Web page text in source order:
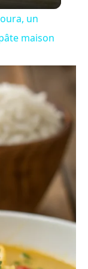
un
maison